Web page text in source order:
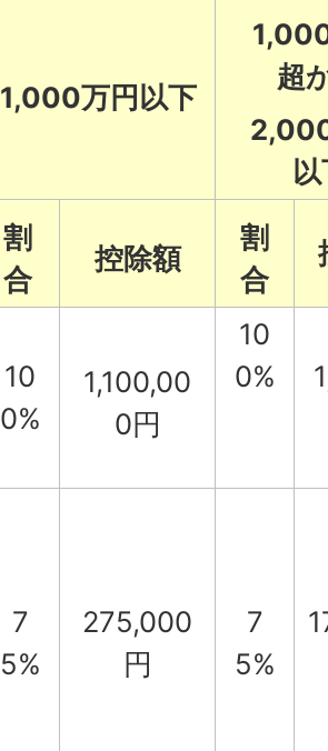
1,000万円以下
超
割
合
控除額
割
合
10
0%
1,100,00
0円
10
0%
7
5%
275,000
円
7
5%